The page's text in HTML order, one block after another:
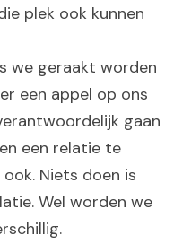
plek ook kunnen
we geraakt worden
een appel op ons
gaan
een relatie te
Niets doen is
Wel worden we